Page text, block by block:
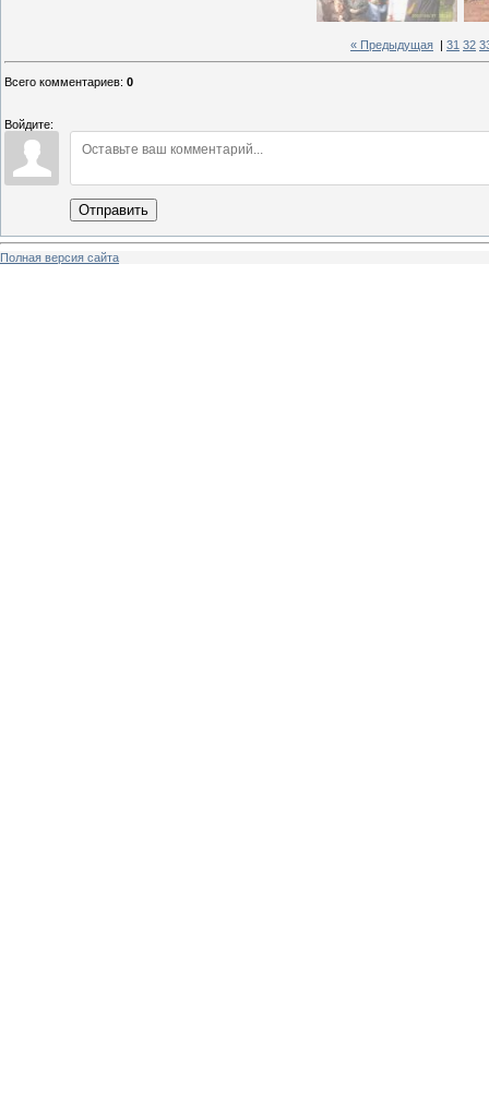
« Предыдущая 31 32
Всего комментариев: 0
Войдите:
Отправить
Полная версия сайта